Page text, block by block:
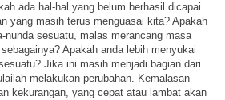
ada hal-hal yang belum berhasil dicapai
yang masih terus menguasai kita? Apakah
nunda sesuatu, malas merancang masa
Apakah anda lebih menyukai
Jika ini masih menjadi bagian dari
melakukan perubahan. Kemalasan
kekurangan, yang cepat atau lambat akan